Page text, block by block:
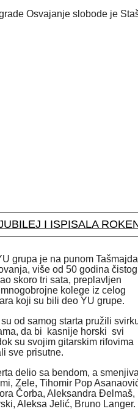
Osvajanje slobode je
I ISPISALA
grupa je na punom
više od 50 godina čistog
skoro tri sata, preplavljen
kolege iz celog
koji su bili deo YU grupe.
od samog starta pružili
da bi kasnije horski svi
su svojim gitarskim rifovima
sve prisutne.
delio sa bendom, a
Zele, Tihomir Pop
Čorba, Aleksandra Đelmaš,
Aleksa Jelić, Bruno Langer.